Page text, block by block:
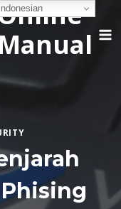
Manual